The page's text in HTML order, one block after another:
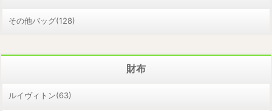
その他バッグ(128)
財布
ルイヴィトン(63)